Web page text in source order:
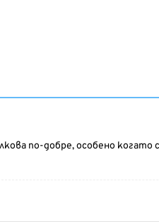
по-добре, особено когато